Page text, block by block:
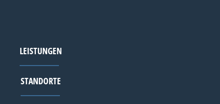
LEISTUNGEN
STANDORTE